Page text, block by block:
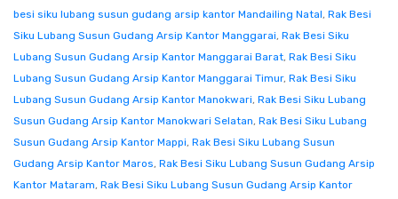
besi siku lubang susun gudang arsip kantor Mandailing Natal, Rak Besi
Siku Lubang Susun Gudang Arsip Kantor Manggarai, Rak Besi Siku
Lubang Susun Gudang Arsip Kantor Manggarai Barat, Rak Besi Siku
Lubang Susun Gudang Arsip Kantor Manggarai Timur, Rak Besi Siku
Lubang Susun Gudang Arsip Kantor Manokwari, Rak Besi Siku Lubang
Susun Gudang Arsip Kantor Manokwari Selatan, Rak Besi Siku Lubang
Susun Gudang Arsip Kantor Mappi, Rak Besi Siku Lubang Susun
Gudang Arsip Kantor Maros, Rak Besi Siku Lubang Susun Gudang Arsip
Kantor Mataram, Rak Besi Siku Lubang Susun Gudang Arsip Kantor